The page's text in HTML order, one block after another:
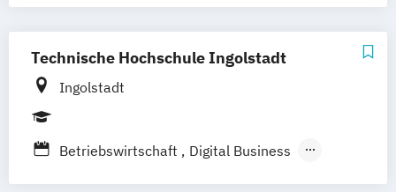
Industrielle Biotechnologie
Multimedia und Kommunikation
Ressortjournalismus
Wirtschaftsingenieurwesen
Technische Hochschule Ingolstadt
Ingolstadt
Betriebswirtschaft
Digital Business